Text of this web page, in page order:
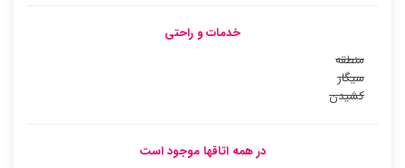
خدمات و راحتی
منطقه
سیگار
کشیدن
در همه اتاقها موجود است